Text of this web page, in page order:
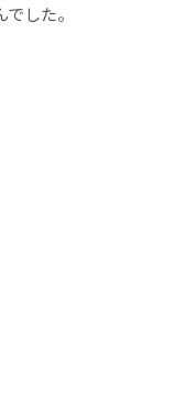
した。